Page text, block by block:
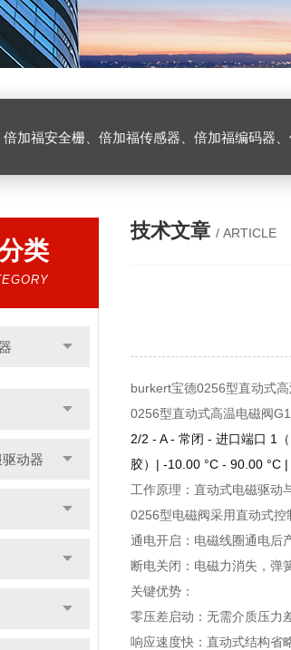
倍加福安全栅、倍加福传感器、倍加福编码器、倍加福超声波传感器、松下伺服驱动器、松下伺服电机、
类
动器
技术文章 / ARTICLE
burkert宝德0256型直动式
0256型直动式高温电磁阀
2/2 - A - 常闭 - 进口端口 1
胶）| -10.00 °C - 90.00 °C
工作原理：直动式电磁驱动
0256型电磁阀采用直动式控
通电开启：电磁线圈通电后
断电关闭：电磁力消失，弹
关键优势：
零压差启动：无需介质压力
响应速度快：直动式结构省